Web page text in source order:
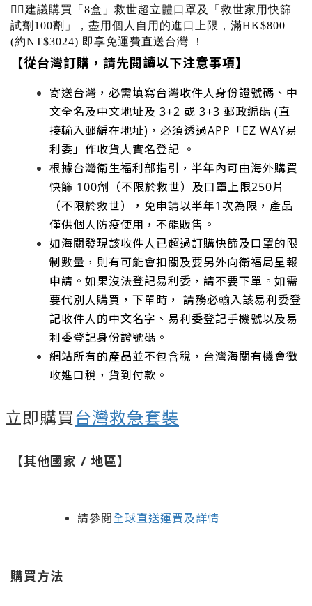
☝🏻建議購買「8盒」救世超立體口罩及「救世家用快篩
試劑100劑」，盡用個人自用的進口上限，滿HK$800
(約NT$3024) 即享免運費直送台灣 ！
【從台灣訂購，請先閱讀以下注意事項】
寄送台灣，必需填寫台灣收件人身份證號碼、中
文全名及中文地址及 3+2 或 3+3 郵政編碼 (直
接輸入郵編在地址)，必須透過APP「EZ WAY易
利委」作收貨人實名登記 。
根據台灣衛生福利部指引，半年內可由海外購買
快篩 100劑（不限於救世）及口罩上限250片
（不限於救世），免申請以半年1次為限，產品
僅供個人防疫使用，不能販售。
如海關發現該收件人已超過訂購快篩及口罩的限
制數量，則有可能會扣關及要另外向衛福局呈報
申請。如果沒法登記易利委，請不要下單。如需
要代別人購買，下單時， 請務必輸入該易利委登
記收件人的中文名字、易利委登記手機號以及易
利委登記身份證號碼。
網站所有的產品並不包含稅，台灣海關有機會徵
收進口稅，貨到付款。
立即購買台灣救急套裝
【其他國家 / 地區】
請參閱全球直送運費及詳情
購買方法